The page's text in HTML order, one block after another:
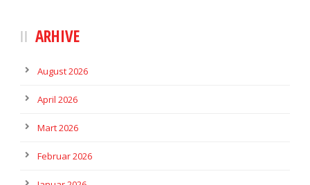
ARHIVE
August 2026
April 2026
Mart 2026
Februar 2026